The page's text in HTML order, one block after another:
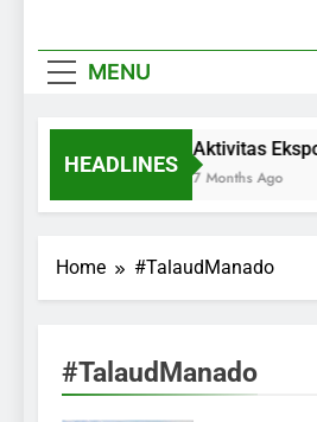
MENU
HEADLINES
Aktivitas
7 Months Ago
Home #TalaudManado
#TalaudManado